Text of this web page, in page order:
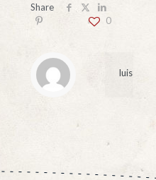
Share
0
luis